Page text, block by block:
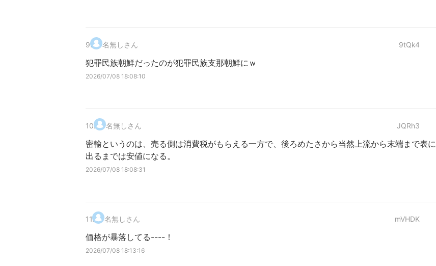
9. 名無しさん 9tQk4
犯罪民族朝鮮だったのが犯罪民族支那朝鮮にｗ
2026/07/08 18:08:10
10. 名無しさん JQRh3
密輸というのは、売る側は消費税がもらえる一方で、後ろめたさから当然上流から末端まで表に
出るまでは安値になる。
2026/07/08 18:08:31
11. 名無しさん mVHDK
価格が暴落してる----！
2026/07/08 18:13:16